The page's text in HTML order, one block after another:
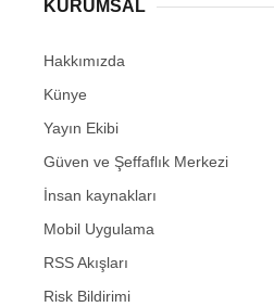
KURUMSAL
Hakkımızda
Künye
Yayın Ekibi
Güven ve Şeffaflık Merkezi
İnsan kaynakları
Mobil Uygulama
RSS Akışları
Risk Bildirimi